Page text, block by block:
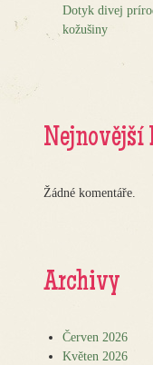
Dotyk divej
kožušiny
Nejnovější
Žádné komentáře.
Archivy
Červen 2026
Květen 2026